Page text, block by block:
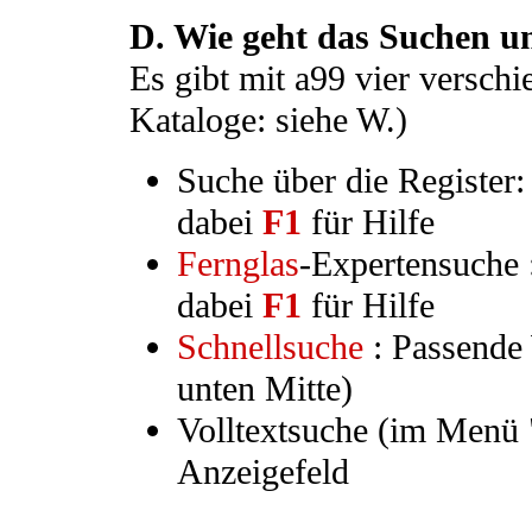
D. Wie geht das Suchen
Es gibt mit a99 vier
Kataloge: siehe W.)
Suche über die
dabei F1 für Hilfe
Fernglas-
dabei F1 für Hilfe
Schnellsuche:
unten Mitte)
Volltextsuche (im Menü
Anzeigefeld